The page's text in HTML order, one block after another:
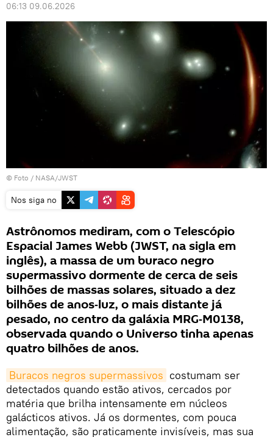
06:13 09.06.2026
© Foto / NASA/JWST
Nos siga no
Astrônomos mediram, com o Telescópio
Espacial James Webb (JWST, na sigla em
inglês), a massa de um buraco negro
supermassivo dormente de cerca de seis
bilhões de massas solares, situado a dez
bilhões de anos‑luz, o mais distante já
pesado, no centro da galáxia MRG‑M0138,
observada quando o Universo tinha apenas
quatro bilhões de anos.
Buracos negros supermassivos costumam ser
detectados quando estão ativos, cercados por
matéria que brilha intensamente em núcleos
galácticos ativos. Já os dormentes, com pouca
alimentação, são praticamente invisíveis, mas sua